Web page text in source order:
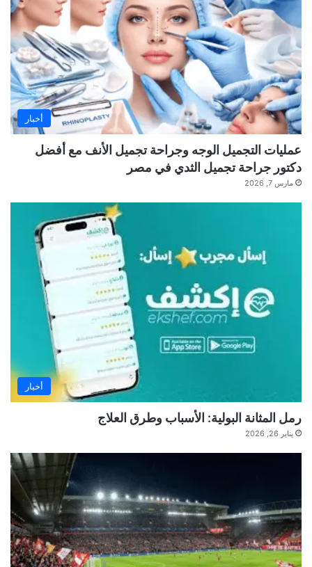
أخبار
عمليات التجميل الوجه وجراحة تجميل الأنف مع أفضل
دكتور جراحة تجميل الثدي في مصر
مارس 7, 2026
أخبار
رمل المثانة البولية: الأسباب وطرق العلاج
يناير 26, 2026